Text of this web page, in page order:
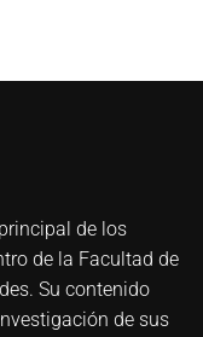
de los
de la Facultad de
Su contenido
de sus